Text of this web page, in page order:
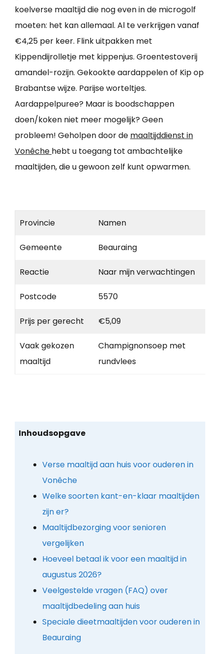
koelverse maaltijd die nog even in de microgolf
moeten: het kan allemaal. Al te verkrijgen vanaf
€4,25 per keer. Flink uitpakken met
Kippendijrolletje met kippenjus. Groentestoverij
amandel-rozijn. Gekookte aardappelen of Kip op
Brabantse wijze. Parijse worteltjes.
Aardappelpuree? Maar is boodschappen
doen/koken niet meer mogelijk? Geen
probleem! Geholpen door de maaltijddienst in
Vonêche hebt u toegang tot ambachtelijke
maaltijden, die u gewoon zelf kunt opwarmen.
Provincie Namen
Gemeente Beauraing
Reactie Naar mijn verwachtingen
Postcode 5570
Prijs per gerecht €5,09
Vaak gekozen
maaltijd
Champignonsoep met
rundvlees
Inhoudsopgave
Verse maaltijd aan huis voor ouderen in
Vonêche
Welke soorten kant-en-klaar maaltijden
zijn er?
Maaltijdbezorging voor senioren
vergelijken
Hoeveel betaal ik voor een maaltijd in
augustus 2026?
Veelgestelde vragen (FAQ) over
maaltijdbedeling aan huis
Speciale dieetmaaltijden voor ouderen in
Beauraing